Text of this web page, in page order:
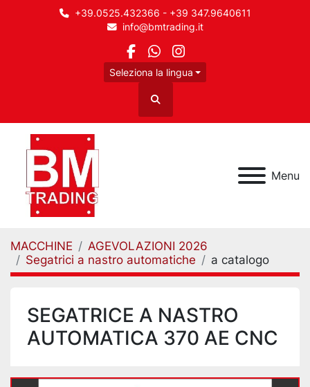
+39.0525.432366 - +39 347.9640611
info@bmtrading.it
facebook
whatsapp
instagram
Seleziona la lingua
Cerca
Menu
MACCHINE
AGEVOLAZIONI 2026
Segatrici a nastro automatiche
a catalogo
SEGATRICE A NASTRO
AUTOMATICA 370 AE CNC